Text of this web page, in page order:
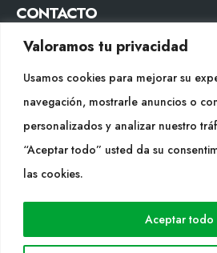
Valoramos tu privacidad
Usamos cookies para mejorar su
navegación, mostrarle anuncios o
personalizados y analizar nuestro
“Aceptar todo” usted da su
las cookies.
Aceptar todo
CONTACTO
Tel. +34 977053013
SÍGUENOS
WEB
Cultidelta